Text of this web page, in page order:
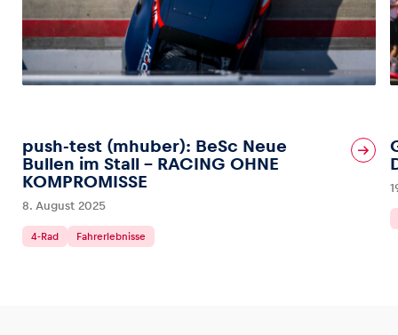
push-test (mhuber): BeSc Neue
Bullen im Stall – RACING OHNE
KOMPROMISSE
8. August 2025
4-Rad Fahrerlebnisse